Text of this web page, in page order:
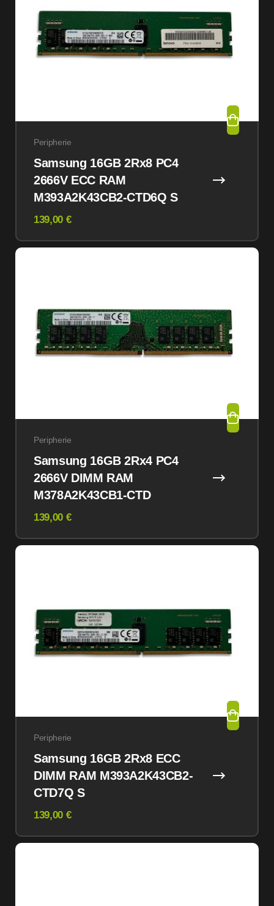
Peripherie
Samsung 16GB 2Rx8 PC4
2666V ECC RAM
M393A2K43CB2-CTD6Q S
139,00 €
Peripherie
Samsung 16GB 2Rx4 PC4
2666V DIMM RAM
M378A2K43CB1-CTD
139,00 €
Peripherie
Samsung 16GB 2Rx8 ECC
DIMM RAM M393A2K43CB2-
CTD7Q S
139,00 €